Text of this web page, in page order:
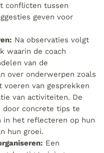
conflicten tussen
geven voor
Na observaties volgt
waarin de coach
van de
over onderwerpen zoals
voeren van gesprekken
van activiteiten. De
door concrete tips te
in het reflecteren op hun
hun groei.
Een